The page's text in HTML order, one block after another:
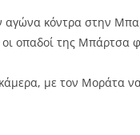
αγώνα κόντρα στην
οι οπαδοί της
με τον Μοράτα